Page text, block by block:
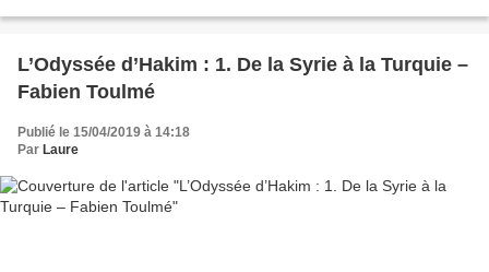
L’Odyssée d’Hakim : 1. De la Syrie à la Turquie –
Fabien Toulmé
Publié le 15/04/2019 à 14:18
Par Laure